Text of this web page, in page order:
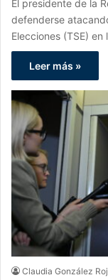
El presidente de la
defenderse
Elecciones (TSE) en
Leer más »
Claudia González